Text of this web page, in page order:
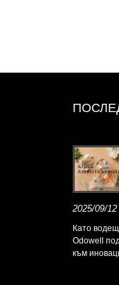
2025/09/12
Като
Odowell
към
аромати